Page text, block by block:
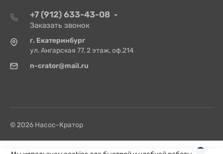
+7 (912) 633-43-08
Заказать звонок
г. Екатеринбург
ул. Ангарская 77, 2 этаж, оф.214
n-crator@mail.ru
© 2026 Насос-Кратор